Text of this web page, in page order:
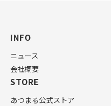
INFO
ニュース
会社概要
STORE
あつまる公式ストア